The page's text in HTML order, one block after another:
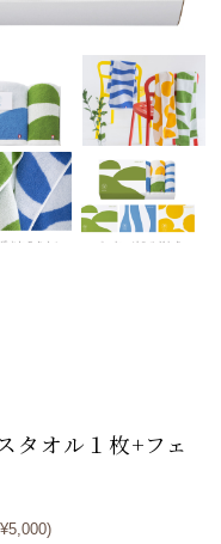
タオル１枚+フェ